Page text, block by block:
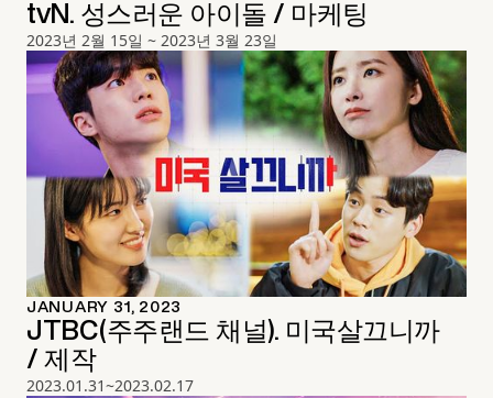
tvN. 성스러운 아이돌 / 마케팅
2023년 2월 15일 ~ 2023년 3월 23일
JANUARY 31, 2023
JTBC(주주랜드 채널). 미국살끄니까
/ 제작
2023.01.31~2023.02.17